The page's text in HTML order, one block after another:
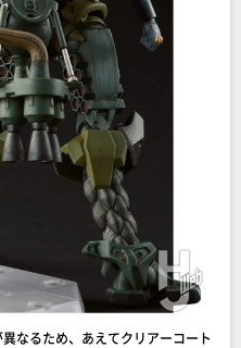
なるため、あえてクリアーコート